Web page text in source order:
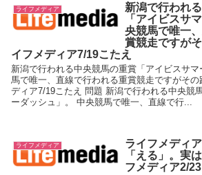
ライフメディア
新潟で行われ
「アイビスサ
央競馬で唯一
賞競走ですが
イフメディア7/19こたえ
新潟で行われる中央競馬の重賞「アイビスサ
馬で唯一、直線で行われる重賞競走ですがそ
ディア7/19こたえ 問題 新潟で行われる中央競
ーダッシュ」。 中央競馬で唯一、直線で行...
ライフメディア
ライフメディ
「える」。実
フメディア2/